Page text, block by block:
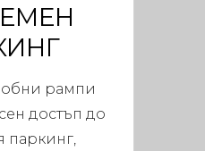
рампи
достъп до
паркинг,